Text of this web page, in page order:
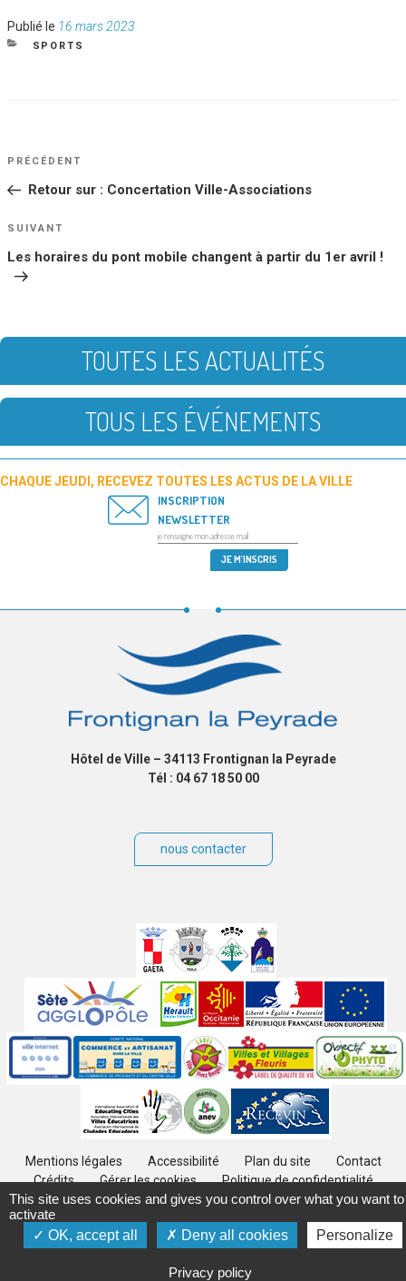
Publié le Publié
le
16 mars 2023
CATÉGORIES
SPORTS
NAVIGATION
DE
Article
PRÉCÉDENT
Retour sur : Concertation Ville-Associations
Article
SUIVANT
Les horaires du pont mobile changent à partir du 1er avril !
TOUTES LES ACTUALITÉS
TOUS LES ÉVÉNEMENTS
CHAQUE JEUDI, RECEVEZ TOUTES LES ACTUS DE LA VILLE
INSCRIPTION
NEWSLETTER
Hôtel de Ville – 34113 Frontignan la Peyrade
Tél : 04 67 18 50 00
nous contacter
partenaires
Labels
Mentions légales Accessibilité Plan du site
Contact
Crédits
Gérer les cookies Politique de confidentialité
This site uses cookies and gives you control over what you want to
activate
OK, accept all
Deny all cookies Personalize
Privacy policy